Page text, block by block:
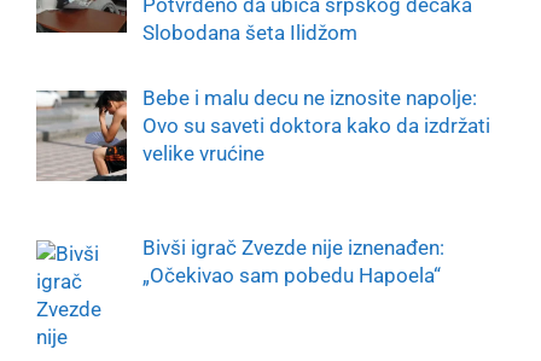
Potvrđeno da ubica srpskog dečaka
Slobodana šeta Ilidžom
Bebe i malu decu ne iznosite napolje:
Ovo su saveti doktora kako da izdržati
velike vrućine
Bivši igrač Zvezde nije iznenađen:
„Očekivao sam pobedu Hapoela“